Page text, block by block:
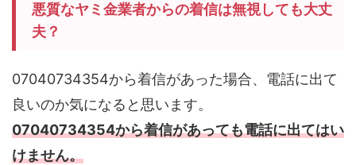
悪質なヤミ金業者からの着信は無視しても大丈
夫？
07040734354から着信があった場合、電話に出て
良いのか気になると思います。
07040734354から着信があっても電話に出てはい
けません。